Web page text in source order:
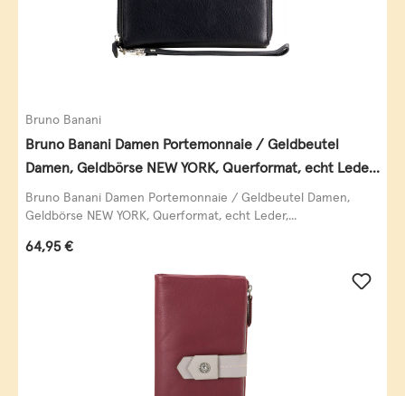
Bruno Banani
Bruno Banani Damen Portemonnaie / Geldbeutel
Damen, Geldbörse NEW YORK, Querformat, echt Leder,
schwarz
Bruno Banani Damen Portemonnaie / Geldbeutel Damen,
Geldbörse NEW YORK, Querformat, echt Leder,...
Regulärer Preis:
64,95 €